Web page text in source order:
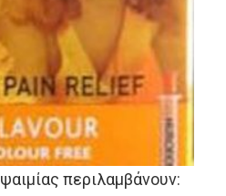
περιλαμβάνουν: